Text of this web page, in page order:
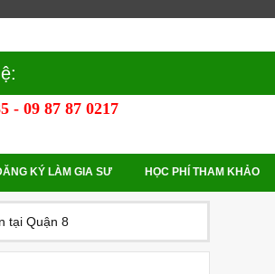
- 09 87 87 0217
KÝ LÀM GIA SƯ HỌC PHÍ THAM KHẢO
tại Quận 8